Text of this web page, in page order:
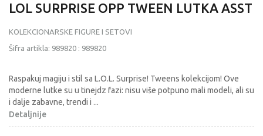
LOL SURPRISE OPP TWEEN LUTKA ASST
KOLEKCIONARSKE FIGURE I SETOVI
Šifra artikla: 989820 : 989820
Raspakuj magiju i stil sa L.O.L. Surprise! Tweens kolekcijom! Ove
moderne lutke su u tinejdz fazi: nisu više potpuno mali modeli, ali su
i dalje zabavne, trendi i ...
Detaljnije